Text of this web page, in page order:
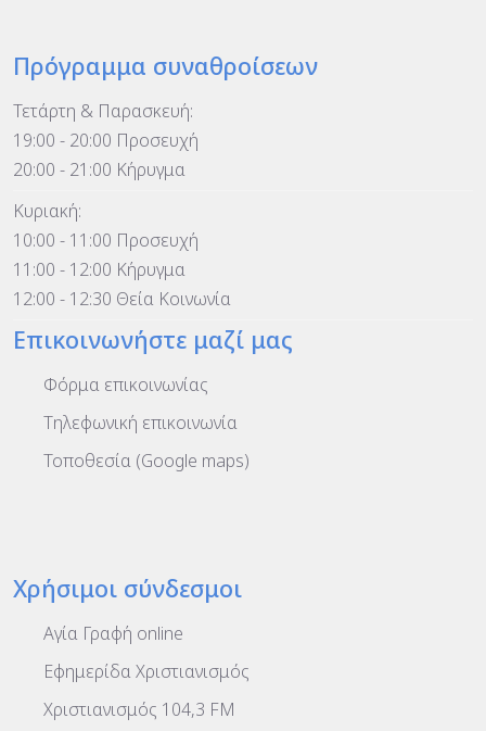
Πρόγραμμα συναθροίσεων
Τετάρτη & Παρασκευή:
19:00 - 20:00 Προσευχή
20:00 - 21:00 Κήρυγμα
Κυριακή:
10:00 - 11:00 Προσευχή
11:00 - 12:00 Κήρυγμα
12:00 - 12:30 Θεία Κοινωνία
Επικοινωνήστε μαζί μας
Φόρμα επικοινωνίας
Τηλεφωνική επικοινωνία
Τοποθεσία (Google maps)
Χρήσιμοι σύνδεσμοι
Αγία Γραφή online
Εφημερίδα Χριστιανισμός
Χριστιανισμός 104,3 FM